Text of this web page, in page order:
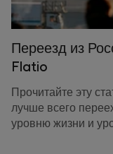
Переезд из
Flatio
Прочитайте эту
лучше всего
уровню жизни и